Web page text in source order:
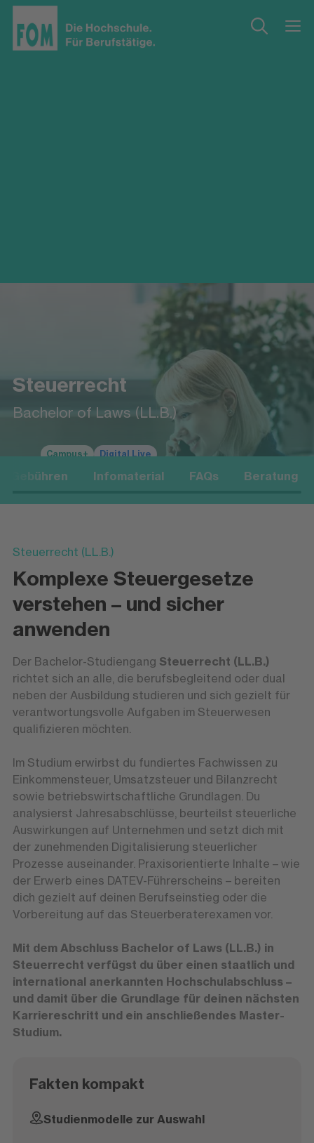
Steuerrecht
Bachelor of Laws (LL.B.)
Campus+ Digital Live
Gebühren Infomaterial FAQs Beratung
Steuerrecht (LL.B.)
Komplexe Steuergesetze
verstehen – und sicher
anwenden
Der Bachelor-Studiengang Steuerrecht (LL.B.)
richtet sich an alle, die berufsbegleitend oder dual
neben der Ausbildung studieren und sich gezielt für
verantwortungsvolle Aufgaben im Steuerwesen
qualifizieren möchten.
Im Studium erwirbst du fundiertes Fachwissen zu
Einkommensteuer, Umsatzsteuer und Bilanzrecht
sowie betriebswirtschaftliche Grundlagen. Du
analysierst Jahresabschlüsse, beurteilst steuerliche
Auswirkungen auf Unternehmen und setzt dich mit
der zunehmenden Digitalisierung steuerlicher
Prozesse auseinander. Praxisorientierte Inhalte – wie
der Erwerb eines DATEV-Führerscheins – bereiten
dich gezielt auf deinen Berufseinstieg oder die
Vorbereitung auf das Steuerberaterexamen vor.
Mit dem Abschluss Bachelor of Laws (LL.B.) in
Steuerrecht verfügst du über einen staatlich und
international anerkannten Hochschulabschluss –
und damit über die Grundlage für deinen nächsten
Karriereschritt und ein anschließendes Master-
Studium.
Fakten kompakt
Studienmodelle zur Auswahl